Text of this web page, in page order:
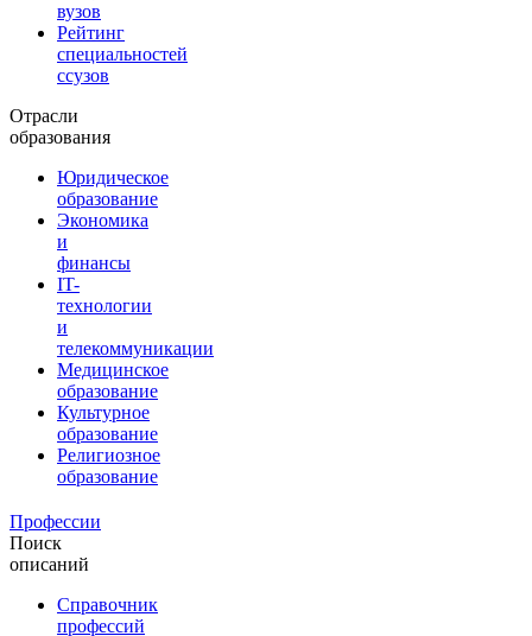
вузов
Рейтинг
специальностей
ссузов
Отрасли
образования
Юридическое
образование
Экономика
и
финансы
IT-
технологии
и
телекоммуникации
Медицинское
образование
Культурное
образование
Религиозное
образование
Профессии
Поиск
описаний
Справочник
профессий